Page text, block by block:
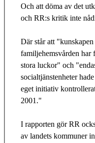
Och att döma av det
och RR:s kritik inte
Där står att
familjehemsvården har
stora luckor" och
socialtjänstenheter
eget initiativ
2001."
I rapporten gör RR
av landets kommuner